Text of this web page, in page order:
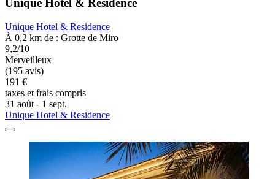
Unique Hotel & Residence
Unique Hotel & Residence
À 0,2 km de : Grotte de Miro
9,2/10
Merveilleux
(195 avis)
191 €
taxes et frais compris
31 août - 1 sept.
Unique Hotel & Residence